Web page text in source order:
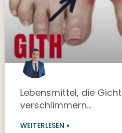
Lebensmittel, die
verschlimmern…
WEITERLESEN »